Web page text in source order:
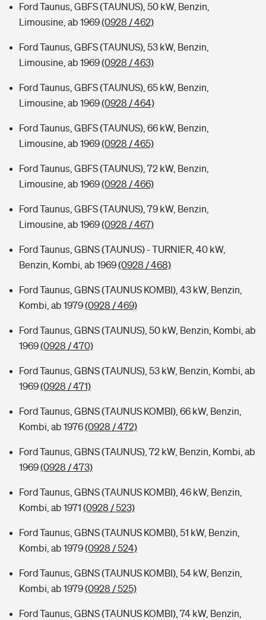
Ford Taunus, GBFS (TAUNUS), 50 kW, Benzin,
Limousine, ab 1969(0928 / 462)
Ford Taunus, GBFS (TAUNUS), 53 kW, Benzin,
Limousine, ab 1969(0928 / 463)
Ford Taunus, GBFS (TAUNUS), 65 kW, Benzin,
Limousine, ab 1969(0928 / 464)
Ford Taunus, GBFS (TAUNUS), 66 kW, Benzin,
Limousine, ab 1969(0928 / 465)
Ford Taunus, GBFS (TAUNUS), 72 kW, Benzin,
Limousine, ab 1969(0928 / 466)
Ford Taunus, GBFS (TAUNUS), 79 kW, Benzin,
Limousine, ab 1969(0928 / 467)
Ford Taunus, GBNS (TAUNUS) - TURNIER, 40 kW,
Benzin, Kombi, ab 1969(0928 / 468)
Ford Taunus, GBNS (TAUNUS KOMBI), 43 kW, Benzin,
Kombi, ab 1979(0928 / 469)
Ford Taunus, GBNS (TAUNUS), 50 kW, Benzin, Kombi, ab
1969(0928 / 470)
Ford Taunus, GBNS (TAUNUS), 53 kW, Benzin, Kombi, ab
1969(0928 / 471)
Ford Taunus, GBNS (TAUNUS KOMBI), 66 kW, Benzin,
Kombi, ab 1976(0928 / 472)
Ford Taunus, GBNS (TAUNUS), 72 kW, Benzin, Kombi, ab
1969(0928 / 473)
Ford Taunus, GBNS (TAUNUS KOMBI), 46 kW, Benzin,
Kombi, ab 1971 (0928 / 523)
Ford Taunus, GBNS (TAUNUS KOMBI), 51 kW, Benzin,
Kombi, ab 1979(0928 / 524)
Ford Taunus, GBNS (TAUNUS KOMBI), 54 kW, Benzin,
Kombi, ab 1979(0928 / 525)
Ford Taunus, GBNS (TAUNUS KOMBI), 74 kW, Benzin,